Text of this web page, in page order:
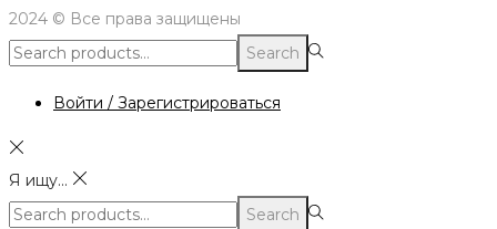
2024 © Все права защищены
Search
Search
Войти / Зарегистрироваться
Я ищу...
Search
Search